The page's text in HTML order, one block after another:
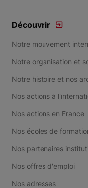
Découvrir
Notre mouvement
Notre organisation et
Notre histoire et nos
Nos actions à
Nos actions en France
Nos écoles de
Nos partenaires
Nos offres d'emploi
Nos adresses